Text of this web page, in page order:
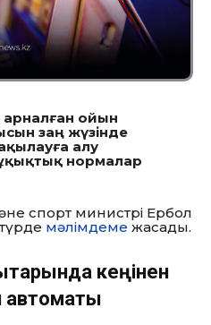
арналған ойын
заң жүзінде
алу
нормалар
спорт министрі Ербол
мәлімдеме жасады.
кеңінен
автоматы